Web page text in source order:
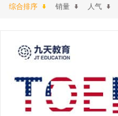
综合排序 销量 人气